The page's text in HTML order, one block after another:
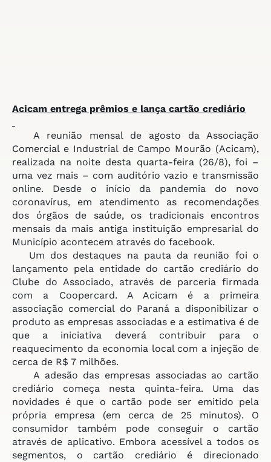
Acicam entrega prêmios e lança cartão crediário
A reunião mensal de agosto da Associação
Comercial e Industrial de Campo Mourão (Acicam),
realizada na noite desta quarta-feira (26/8), foi –
uma vez mais – com auditório vazio e transmissão
online. Desde o início da pandemia do novo
coronavírus, em atendimento as recomendações
dos órgãos de saúde, os tradicionais encontros
mensais da mais antiga instituição empresarial do
Município acontecem através do facebook.
Um dos destaques na pauta da reunião foi o
lançamento pela entidade do cartão crediário do
Clube do Associado, através de parceria firmada
com a Coopercard. A Acicam é a primeira
associação comercial do Paraná a disponibilizar o
produto as empresas associadas e a estimativa é de
que a iniciativa deverá contribuir para o
reaquecimento da economia local com a injeção de
cerca de R$ 7 milhões.
A adesão das empresas associadas ao cartão
crediário começa nesta quinta-feira. Uma das
novidades é que o cartão pode ser emitido pela
própria empresa (em cerca de 25 minutos). O
consumidor também pode conseguir o cartão
através de aplicativo. Embora acessível a todos os
segmentos, o cartão crediário é direcionado